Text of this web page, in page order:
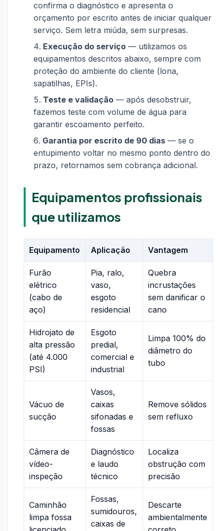
confirma o diagnóstico e apresenta o
orçamento por escrito antes de iniciar qualquer
serviço. Sem letra miúda, sem surpresas.
Execução do serviço — utilizamos os
equipamentos descritos abaixo, sempre com
proteção do ambiente do cliente (lona,
sapatilhas, EPIs).
Teste e validação — após desobstruir,
fazemos teste com volume de água para
garantir escoamento perfeito.
Garantia por escrito de 90 dias — se o
entupimento voltar no mesmo ponto dentro do
prazo, retornamos sem cobrança adicional.
Equipamentos profissionais
que utilizamos
Equipamento Aplicação Vantagem
Furão
elétrico
(cabo de
aço)
Pia, ralo,
vaso,
esgoto
residencial
Quebra
incrustações
sem danificar o
cano
Hidrojato de
alta pressão
(até 4.000
PSI)
Esgoto
predial,
comercial e
industrial
Limpa 100% do
diâmetro do
tubo
Vácuo de
sucção
Vasos,
caixas
sifonadas e
fossas
Remove sólidos
sem refluxo
Câmera de
vídeo-
inspeção
Diagnóstico
e laudo
técnico
Localiza
obstrução com
precisão
Caminhão
limpa fossa
Fossas,
sumidouros,
caixas de
Descarte
ambientalmente